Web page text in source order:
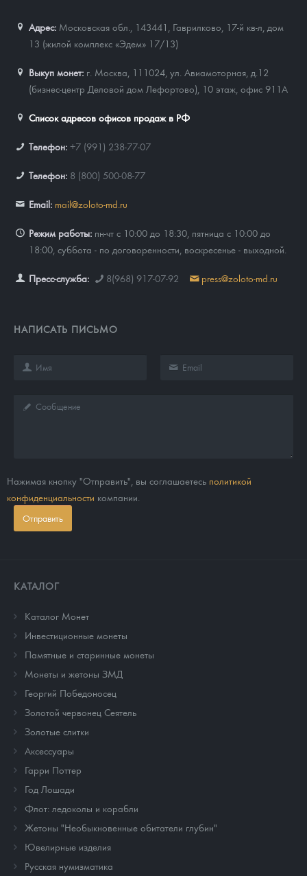
Адрес: Московская обл., 143441
Гаврилково, 17-й кв-л, дом
13 (жилой комплекс «Эдем» 17/13)
Выкуп монет: г. Москва, 111024, ул. Авиамоторная, д.12
(бизнес-центр Деловой дом Лефортово), 10 этаж, офис 911А
Список адресов офисов продаж в РФ
Телефон: +7 (991) 238-77-07
Телефон: 8 (800) 500-08-77
Email: mail@zoloto-md.ru
Режим работы: пн-чт с 10:00 до 18:30, пятница с 10:00 до
18:00, суббота - по договоренности, воскресенье - выходной.
Пресс-служба: 8(968) 917-07-92 press@zoloto-md.ru
НАПИСАТЬ ПИСЬМО
Нажимая кнопку "Отправить", вы соглашаетесь политикой
конфиденциальности компании.
Отправить
КАТАЛОГ
Каталог Монет
Инвестиционные монеты
Памятные и старинные монеты
Монеты и жетоны ЗМД
Георгий Победоносец
Золотой червонец Сеятель
Золотые слитки
Аксессуары
Гарри Поттер
Год Лошади
Флот: ледоколы и корабли
Жетоны "Необыкновенные обитатели глубин"
Ювелирные изделия
Русская нумизматика